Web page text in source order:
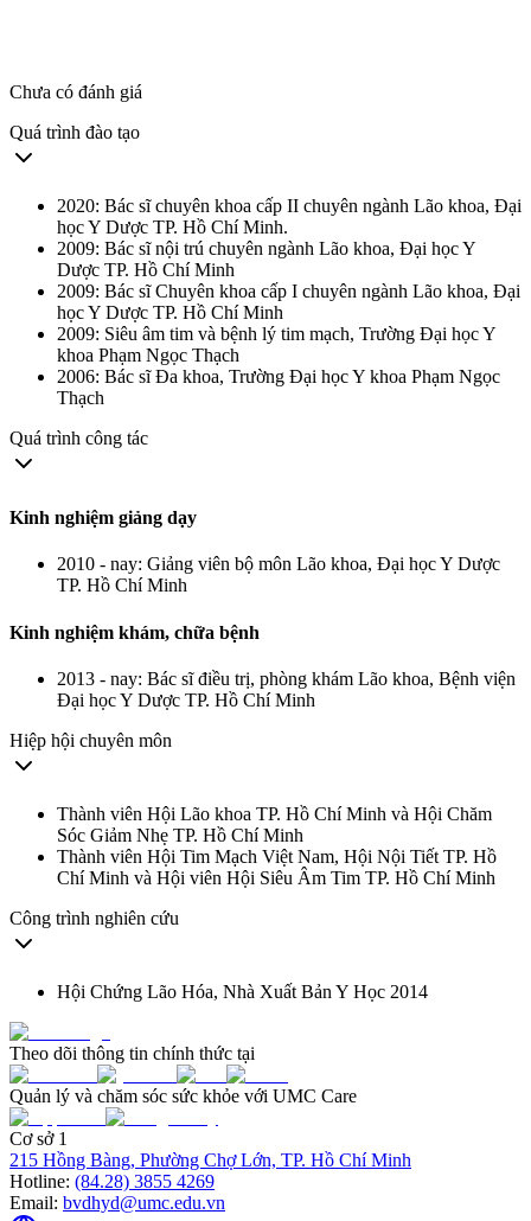
Chưa có đánh giá
Quá trình đào tạo
2020: Bác sĩ chuyên khoa cấp II chuyên ngành Lão khoa, Đại
học Y Dược TP. Hồ Chí Minh.
2009: Bác sĩ nội trú chuyên ngành Lão khoa, Đại học Y
Dược TP. Hồ Chí Minh
2009: Bác sĩ Chuyên khoa cấp I chuyên ngành Lão khoa, Đại
học Y Dược TP. Hồ Chí Minh
2009: Siêu âm tim và bệnh lý tim mạch, Trường Đại học Y
khoa Phạm Ngọc Thạch
2006: Bác sĩ Đa khoa, Trường Đại học Y khoa Phạm Ngọc
Thạch
Quá trình công tác
Kinh nghiệm giảng dạy
2010 - nay: Giảng viên bộ môn Lão khoa, Đại học Y Dược
TP. Hồ Chí Minh
Kinh nghiệm khám, chữa bệnh
2013 - nay: Bác sĩ điều trị, phòng khám Lão khoa, Bệnh viện
Đại học Y Dược TP. Hồ Chí Minh
Hiệp hội chuyên môn
Thành viên Hội Lão khoa TP. Hồ Chí Minh và Hội Chăm
Sóc Giảm Nhẹ TP. Hồ Chí Minh
Thành viên Hội Tim Mạch Việt Nam, Hội Nội Tiết TP. Hồ
Chí Minh và Hội viên Hội Siêu Âm Tim TP. Hồ Chí Minh
Công trình nghiên cứu
Hội Chứng Lão Hóa, Nhà Xuất Bản Y Học 2014
Theo dõi thông tin chính thức tại
Quản lý và chăm sóc sức khỏe với UMC Care
Cơ sở 1
215 Hồng Bàng, Phường Chợ Lớn, TP. Hồ Chí Minh
Hotline: (84.28) 3855 4269
Email: bvdhyd@umc.edu.vn